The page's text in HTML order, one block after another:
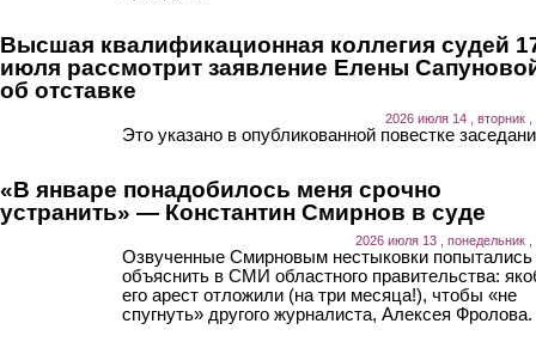
Высшая квалификационная коллегия судей
июля рассмотрит заявление Елены
об отставке
2026 июля 14 , вторник ,
Это указано в опубликованной повестке
«В январе понадобилось меня срочно
устранить» — Константин Смирнов в суде
2026 июля 13 , понедельник ,
Озвученные Смирновым нестыковки попытались
объяснить в СМИ областного правительства:
его арест отложили (на три месяца!), чтобы «не
спугнуть» другого журналиста, Алексея Фролова.